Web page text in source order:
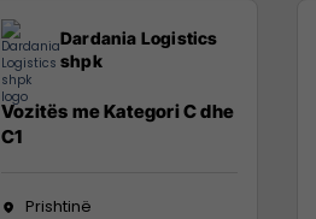
Dardania Logistics
shpk
Vozitës me Kategori C dhe
C1
Prishtinë